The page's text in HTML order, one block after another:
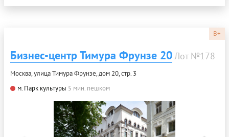
B+
Бизнес-центр Тимура Фрунзе 20Лот №178
Москва, улица Тимура Фрунзе, дом 20, стр. 3
м. Парк культуры 5 мин. пешком